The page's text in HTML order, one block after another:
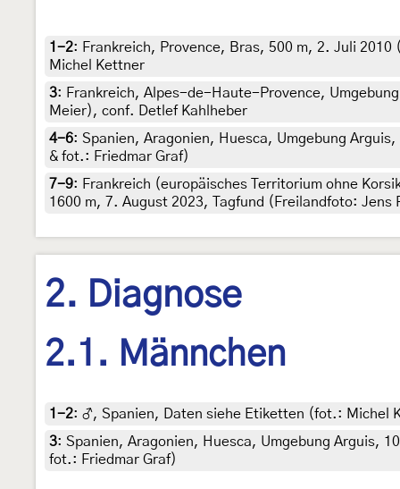
1-2: Frankreich, Provence, Bras, 500 m, 2. Juli
Michel Kettner
3: Frankreich, Alpes-de-Haute-Provence,
Meier), conf. Detlef Kahlheber
4-6: Spanien, Aragonien, Huesca, Umgebung
& fot.: Friedmar Graf)
7-9: Frankreich (europäisches Territorium ohne
1600 m, 7. August 2023, Tagfund (Freilandfoto: Jens
2. Diagnose
2.1. Männchen
1-2: ♂, Spanien, Daten siehe Etiketten (fot.: Michel
3: Spanien, Aragonien, Huesca, Umgebung Arguis,
fot.: Friedmar Graf)